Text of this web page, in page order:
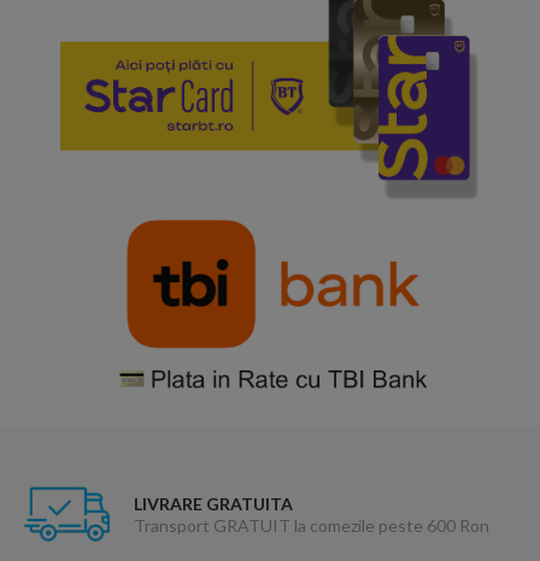
LIVRARE GRATUITA
Transport GRATUIT la comezile peste 600 Ron